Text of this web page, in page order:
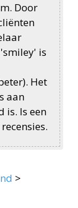
Door
is
Het
aan
is. Is een
>